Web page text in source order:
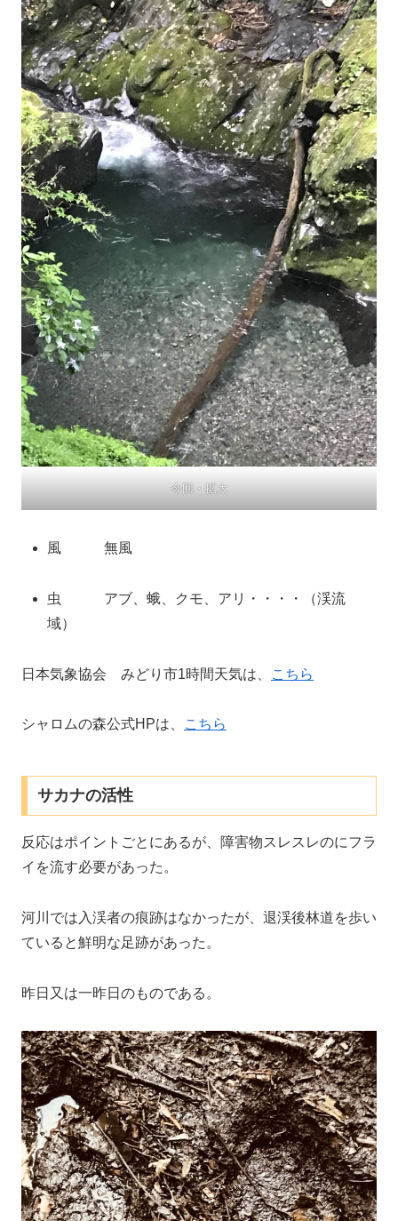
今回・拡大
風 無風
虫 アブ、蛾、クモ、アリ・・・・（渓流
域）
日本気象協会 みどり市1時間天気は、 こちら
シャロムの森公式HPは、 こちら
サカナの活性
反応はポイントごとにあるが、障害物スレスレのにフラ
イを流す必要があった。
河川では入渓者の痕跡はなかったが、退渓後林道を歩い
ていると鮮明な足跡があった。
昨日又は一昨日のものである。